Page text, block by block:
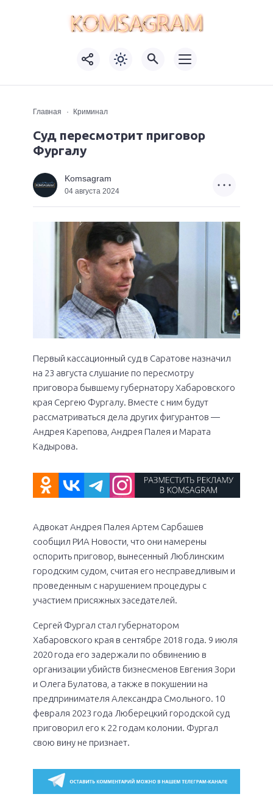
Главная Криминал
Суд пересмотрит приговор
Фургалу
Komsagram
04 августа 2024
Первый кассационный суд в Саратове назначил
на 23 августа слушание по пересмотру
приговора бывшему губернатору Хабаровского
края Сергею Фургалу. Вместе с ним будут
рассматриваться дела других фигурантов —
Андрея Карепова, Андрея Палея и Марата
Кадырова.
Адвокат Андрея Палея Артем Сарбашев
сообщил РИА Новости, что они намерены
оспорить приговор, вынесенный Люблинским
городским судом, считая его несправедливым и
проведенным с нарушением процедуры с
участием присяжных заседателей.
Сергей Фургал стал губернатором
Хабаровского края в сентябре 2018 года. 9 июля
2020 года его задержали по обвинению в
организации убийств бизнесменов Евгения Зори
и Олега Булатова, а также в покушении на
предпринимателя Александра Смольного. 10
февраля 2023 года Люберецкий городской суд
приговорил его к 22 годам колонии. Фургал
свою вину не признает.